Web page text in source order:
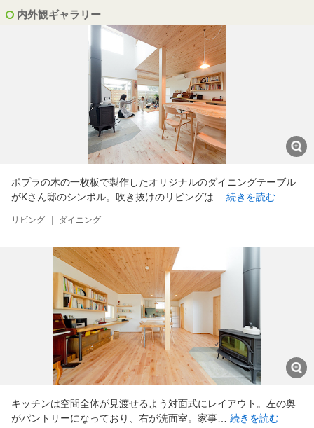
内外観ギャラリー
ポプラの木の一枚板で製作したオリジナルのダイニングテーブル
がKさん邸のシンボル。吹き抜けのリビングは… 続きを読む
リビング ダイニング
キッチンは空間全体が見渡せるよう対面式にレイアウト。左の奥
がパントリーになっており、右が洗面室。家事… 続きを読む